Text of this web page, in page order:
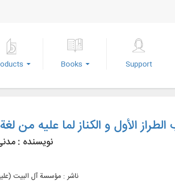
Books Support
الأول و الکناز لما علیه من
نویسنده :
ناشر : مؤسسة آل البیت